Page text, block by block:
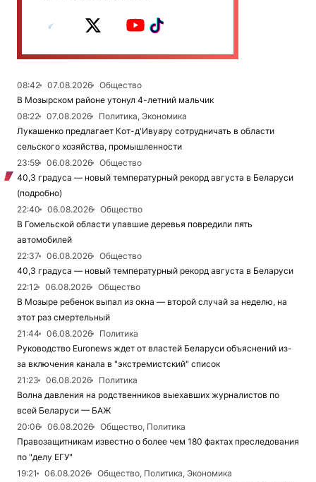
08:42 07.08.2026
Общество
В Мозырском районе утонул 4-летний мальчик
08:22
07.08.2026
Политика, Экономика
Лукашенко предлагает Кот-д'Ивуару сотрудничать в области
сельского хозяйства, промышленности
23:59
06.08.2026
Общество
40,3 градуса — новый температурный рекорд августа в Беларуси
(подробно)
22:40
06.08.2026
Общество
В Гомельской области упавшие деревья повредили пять
автомобилей
22:37
06.08.2026
Общество
40,3 градуса — новый температурный рекорд августа в Беларуси
22:12
06.08.2026
Общество
В Мозыре ребенок выпал из окна — второй случай за неделю, на
этот раз смертельный
21:44
06.08.2026
Политика
Руководство Euronews ждет от властей Беларуси объяснений из-
за включения канала в "экстремистский" список
21:23
06.08.2026
Политика
Волна давления на родственников выехавших журналистов по
всей Беларуси — БАЖ
20:06
06.08.2026
Общество, Политика
Правозащитникам известно о более чем 180 фактах преследования
по "делу ЕГУ"
19:21
06.08.2026
Общество, Политика, Экономика